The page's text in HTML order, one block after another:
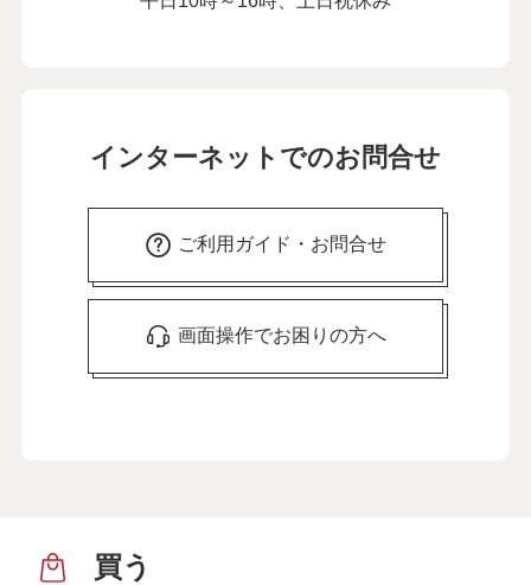
インターネットでのお問合せ
ご利用ガイド・お問合せ
画面操作でお困りの方へ
買う